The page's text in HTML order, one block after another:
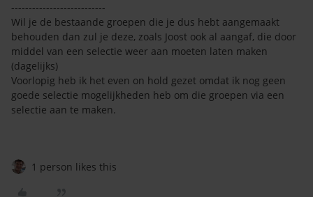
---------------------------
Wil je de bestaande groepen die je dus hebt aangemaakt
behouden dan zul je deze, zoals Joost ook al aangaf, die door
middel van een selectie weer aan moeten laten maken
(dagelijks)
Voorlopig heb ik het even on hold gezet omdat ik nog geen
goede selectie mogelijkheden heb om die groepen via een
selectie aan te maken.
1 person likes this